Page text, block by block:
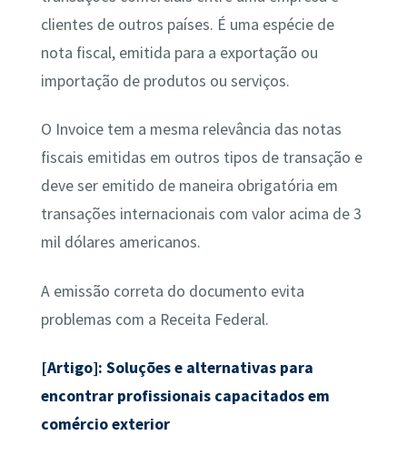
clientes de outros países. É uma espécie de
nota fiscal, emitida para a exportação ou
importação de produtos ou serviços.
O Invoice tem a mesma relevância das notas
fiscais emitidas em outros tipos de transação e
deve ser emitido de maneira obrigatória em
transações internacionais com valor acima de 3
mil dólares americanos.
A emissão correta do documento evita
problemas com a Receita Federal.
[Artigo]: Soluções e alternativas para
encontrar profissionais capacitados em
comércio exterior